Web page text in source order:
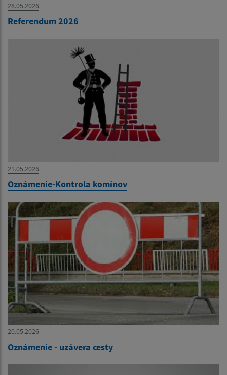
28.05.2026
Referendum 2026
21.05.2026
Oznámenie-Kontrola komínov
20.05.2026
Oznámenie - uzávera cesty